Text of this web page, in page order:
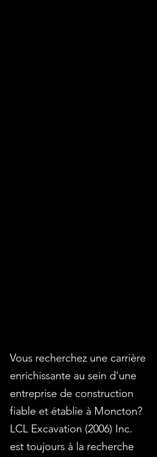
Vous recherchez une carrière
enrichissante au sein d'une
entreprise de construction
fiable et établie à Moncton?
LCL Excavation (2006) Inc.
est toujours à la recherche